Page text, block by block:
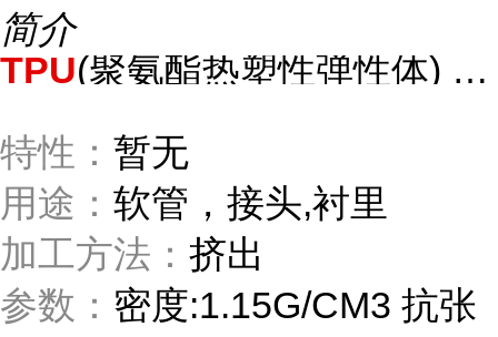
简介
TPU(聚氨酯热塑性弹性体)
特性： 暂无
用途： 软管，接头,衬里
加工方法： 挤出
参数： 密度:1.15G/CM3 抗张